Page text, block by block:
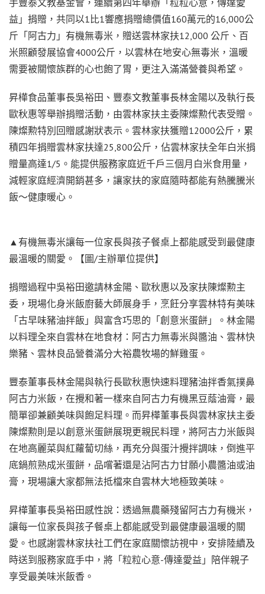
益」捐贈，共同以1比1響應捐贈總價值160萬元的16,000公
斤「阿古力」有機無毒米，贈送雲林家扶12,000 公斤、百
米照顧發展協會4000公斤，以雲林在地安心無毒米，溫暖
需要被關懷族群的心也飽了胃，更注入滿滿營養與希望。
昇樺食品董事長吳裕田、豐泰文教董事長林金陽以及執行長
歐秋惠等舉辦捐贈活動，由雲林家扶主委陳燦勲代表受贈。
陳燦勲特別回贈感謝狀表示。雲林家扶獲贈12000公斤，累
積四年捐贈雲林家扶達25,800公斤，佔雲林家扶全年白米捐
贈量高達1/5。能提供服務家庭近千戶三個月白米食用量，
減輕家庭經濟開銷甚多，讓家扶的家庭隨時都能有熱騰騰米
飯～健康暖心。
▲有機無毒米讓每一位家長與孩子餐桌上都能感受到最健康
最溫暖的關愛。【圖/主辦單位提供】
捐贈過程中吳裕田邀請林金陽、歐秋惠以及家扶陳燦勲主
委，現場化身米飯廚藝大師展身手，烹飪分享雲林特有美味
「古早味豬油拌飯」與富含巧思的「創意米蛋餅」。林金陽
以料理全來自雲林在地食材：阿古力無毒米與醬油、雲林快
樂豬、雲林良品營養滿分大裕農牧場的鮮雞蛋。
豐泰董事長林金陽與執行長歐秋惠快速料理豬油拌香氣撲鼻
阿古力米飯，在攪和著一樣來自阿古力有機黑豆蔭油膏，最
簡單卻兼顧美味與飽足料理。而昇樺董事長與雲林家扶主委
陳燦勲則是以創意米蛋餅展現更親民料理，將阿古力米飯與
在地高麗菜與紅蘿蔔切絲，再充分與蛋汁攪拌調味，倒進平
底鍋煎熟成米蛋餅，品嚐著還是沾阿古力甘願小農醬油或油
膏，現場讓大家都無法抵檔來自雲林大地極致美味。
昇樺董事長吳裕田感性說：透過無農藥殘留阿古力有機米，
讓每一位家長與孩子餐桌上都能感受到最健康最溫暖的關
愛。也感謝雲林家扶社工們在家庭關懷訪視中，安排陸續及
時送到服務家庭手中，將「粒粒心意-傳達愛益」陪伴親子
享受最美味米飯香。